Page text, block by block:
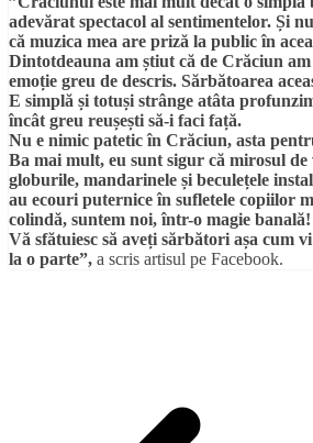
adevărat spectacol al sentimentelor. Și
că muzica mea are priză la public în
Dintotdeauna am știut că de Crăciun am
emoție greu de descris. Sărbătoarea
E simplă și totuși strânge atâta
încât greu reușești să-i faci față.
Nu e nimic patetic în Crăciun, asta
Ba mai mult, eu sunt sigur că mirosul
globurile, mandarinele și beculețele
au ecouri puternice în sufletele copiilor
colindă, suntem noi, într-o magie banală!
Vă sfătuiesc să aveți sărbători așa cum
la o parte”, a scris artisul pe Facebook.